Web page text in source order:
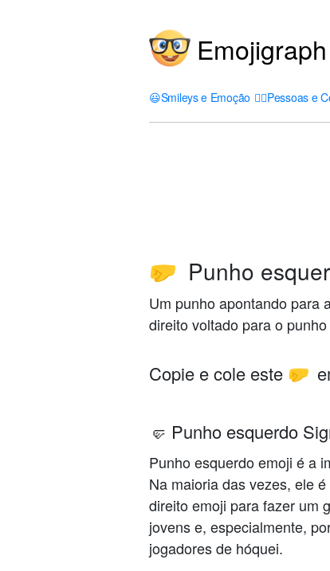
Emojigraph
😃Smileys e Emoção 🤦‍♀️Pessoas e
🤛 Punho
Um punho apontando para
direito voltado para o
Copie e cole este 🤛
🤛 Punho esquerdo
Punho esquerdo emoji é a
Na maioria das vezes, ele
direito emoji para fazer um
jovens e, especialmente,
jogadores de hóquei.